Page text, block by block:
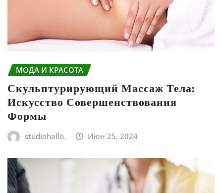
МОДА И КРАСОТА
Скульптурирующий Массаж Тела:
Искусство Совершенствования
Формы
studiohallo_ Июн 25, 2024